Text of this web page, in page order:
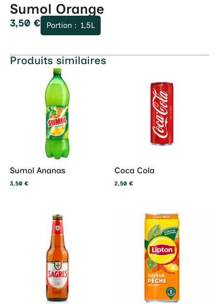
Sumol Orange
3,50 € Portion : 1,5L
Produits similaires
Sumol Ananas
3,50 €
Coca Cola
2,50 €